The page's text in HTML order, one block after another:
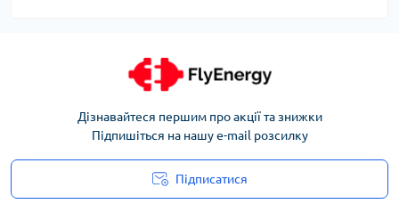
Дізнавайтеся першим про акції та знижки
Підпишіться на нашу e-mail розсилку
Підписатися